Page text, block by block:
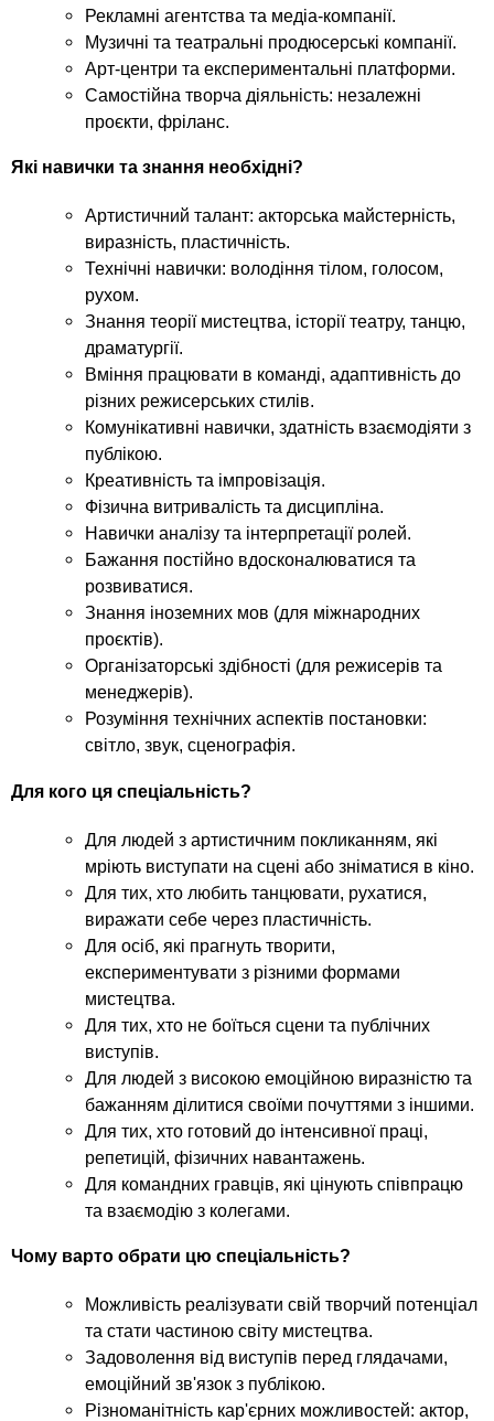
Рекламні агентства та медіа-компанії.
Музичні та театральні продюсерські компанії.
Арт-центри та експериментальні платформи.
Самостійна творча діяльність: незалежні
проєкти, фріланс.
Які навички та знання необхідні?
Артистичний талант: акторська майстерність,
виразність, пластичність.
Технічні навички: володіння тілом, голосом,
рухом.
Знання теорії мистецтва, історії театру, танцю,
драматургії.
Вміння працювати в команді, адаптивність до
різних режисерських стилів.
Комунікативні навички, здатність взаємодіяти з
публікою.
Креативність та імпровізація.
Фізична витривалість та дисципліна.
Навички аналізу та інтерпретації ролей.
Бажання постійно вдосконалюватися та
розвиватися.
Знання іноземних мов (для міжнародних
проєктів).
Організаторські здібності (для режисерів та
менеджерів).
Розуміння технічних аспектів постановки:
світло, звук, сценографія.
Для кого ця спеціальність?
Для людей з артистичним покликанням, які
мріють виступати на сцені або зніматися в кіно.
Для тих, хто любить танцювати, рухатися,
виражати себе через пластичність.
Для осіб, які прагнуть творити,
експериментувати з різними формами
мистецтва.
Для тих, хто не боїться сцени та публічних
виступів.
Для людей з високою емоційною виразністю та
бажанням ділитися своїми почуттями з іншими.
Для тих, хто готовий до інтенсивної праці,
репетицій, фізичних навантажень.
Для командних гравців, які цінують співпрацю
та взаємодію з колегами.
Чому варто обрати цю спеціальність?
Можливість реалізувати свій творчий потенціал
та стати частиною світу мистецтва.
Задоволення від виступів перед глядачами,
емоційний зв'язок з публікою.
Різноманітність кар'єрних можливостей: актор,